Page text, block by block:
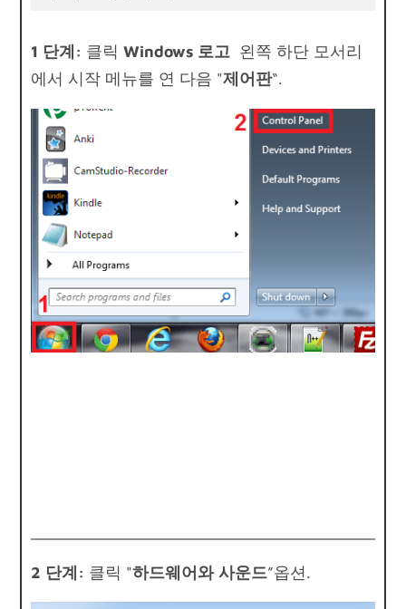
1 단계: 클릭Windows 로고 왼쪽 하단 모서리
에서 시작 메뉴를 연 다음 "제어판“.
2 단계: 클릭 "하드웨어와 사운드”옵션.